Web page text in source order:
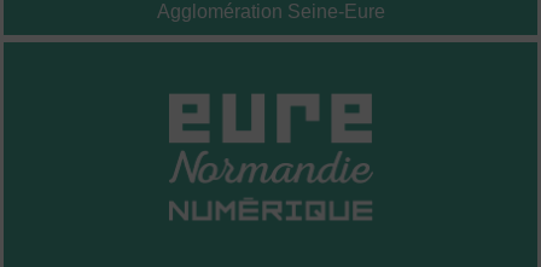
Agglomération Seine-Eure